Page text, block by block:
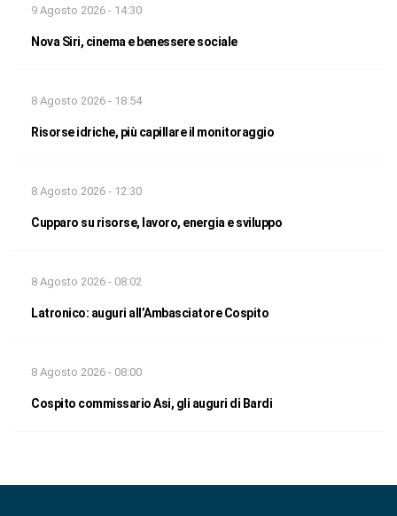
9 Agosto 2026 - 14:30
Nova Siri, cinema e benessere sociale
8 Agosto 2026 - 18:54
Risorse idriche, più capillare il monitoraggio
8 Agosto 2026 - 12:30
Cupparo su risorse, lavoro, energia e sviluppo
8 Agosto 2026 - 08:02
Latronico: auguri all’Ambasciatore Cospito
8 Agosto 2026 - 08:00
Cospito commissario Asi, gli auguri di Bardi